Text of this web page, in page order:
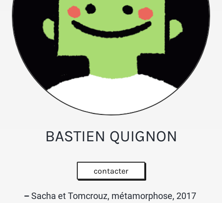
BASTIEN QUIGNON
contacter
–Sacha et Tomcrouz, métamorphose, 2017